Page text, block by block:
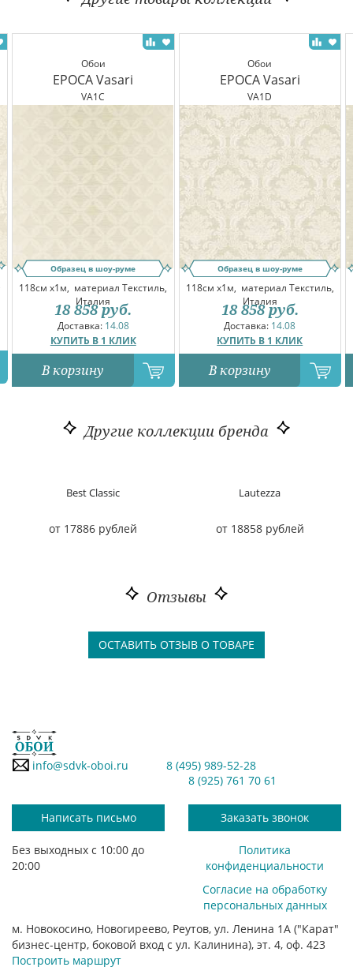
Обои
EPOCA Vasari
VA1C
Образец в шоу-руме
118см x1м, материал Текстиль,
Италия
Доставка: 14.08
КУПИТЬ В 1 КЛИК
18 858 руб.
В корзину
Обои
EPOCA Vasari
VA1D
Образец в шоу-руме
118см x1м, материал Текстиль,
Италия
Доставка: 14.08
КУПИТЬ В 1 КЛИК
18 858 руб.
В корзину
Другие коллекции бренда
Best Classic
от 17886 рублей
Lautezza
от 18858 рублей
Отзывы
ОСТАВИТЬ ОТЗЫВ О ТОВАРЕ
info@sdvk-oboi.ru
8 (495) 989-52-28
8 (925) 761 70 61
Написать письмо Заказать звонок
Без выходных с 10:00 до
20:00
Политика
конфиденциальности
Согласие на обработку
персональных данных
м. Новокосино, Новогиреево, Реутов, ул. Ленина 1А ("Карат"
бизнес-центр, боковой вход с ул. Калинина), эт. 4, оф. 423
Построить маршрут